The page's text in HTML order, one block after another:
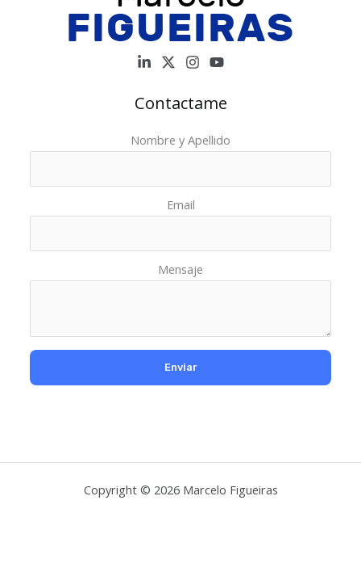
Contactame
Nombre y Apellido
Email
Mensaje
Copyright © 2026 Marcelo Figueiras